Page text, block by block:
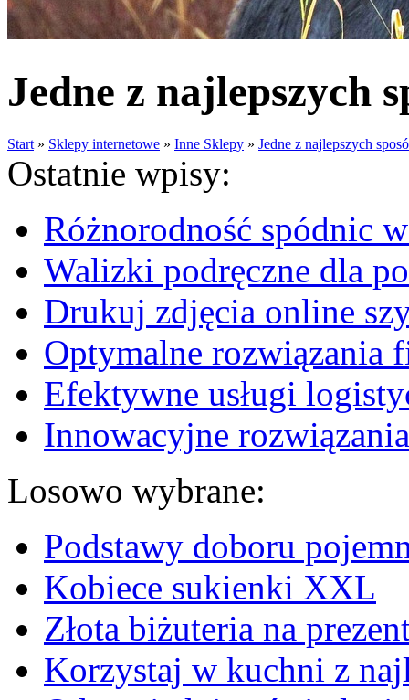
Jedne z najlepszych
Start » Sklepy internetowe » Inne Sklepy » Jedne z najlepszych
Ostatnie wpisy:
Różnorodność spódnic
Walizki podręczne dla
Drukuj zdjęcia online
Optymalne rozwiązania
Efektywne usługi
Innowacyjne
Losowo wybrane:
Podstawy doboru
Kobiece sukienki XXL
Złota biżuteria na
Korzystaj w kuchni z